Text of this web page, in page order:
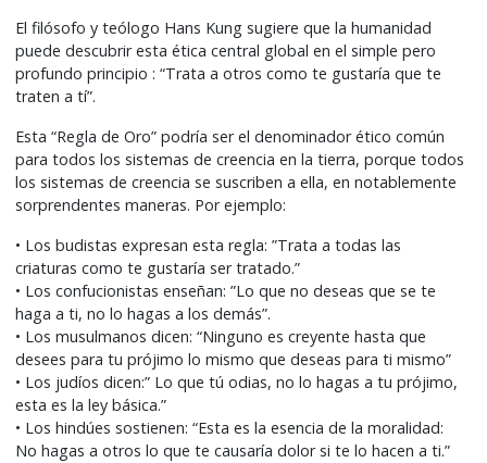
El filósofo y teólogo Hans Kung sugiere que la humanidad
puede descubrir esta ética central global en el simple pero
profundo principio : “Trata a otros como te gustaría que te
traten a tí”.
Esta “Regla de Oro” podría ser el denominador ético común
para todos los sistemas de creencia en la tierra, porque todos
los sistemas de creencia se suscriben a ella, en notablemente
sorprendentes maneras. Por ejemplo:
• Los budistas expresan esta regla: ”Trata a todas las
criaturas como te gustaría ser tratado.”
• Los confucionistas enseñan: ”Lo que no deseas que se te
haga a ti, no lo hagas a los demás”.
• Los musulmanos dicen: “Ninguno es creyente hasta que
desees para tu prójimo lo mismo que deseas para ti mismo”
• Los judíos dicen:” Lo que tú odias, no lo hagas a tu prójimo,
esta es la ley básica.”
• Los hindúes sostienen: “Esta es la esencia de la moralidad:
No hagas a otros lo que te causaría dolor si te lo hacen a ti.”